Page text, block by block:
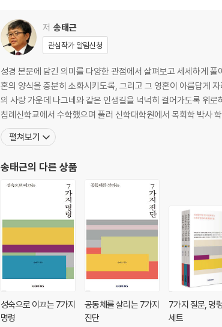
저 송태근
관심작가 알림신청
성경 본문에 담긴 의미를 다양한 관점에서 살펴보고 세세하게
혼의 양식을 충분히 소화시키도록, 그리고 그 영혼이 아름답게 자라가도록 돕는 목회자이기도 하다. 하나님의
의 사랑 가운데 나그네와 같은 인생길을 넉넉히 걸어가도록 위로하고 격려하는 저자의 마음
침례신학교에서 수학했으며 풀러 신학대학원에서 목회학 박사
펼쳐보기
송태근의 다른 상품
성숙으로 이끄는 7가지
명령
공동체를 살리는 7가지
진단
7가지 질문, 명
세트